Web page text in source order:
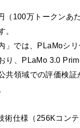
（100万トークンあ
。
」では、PLaMoシ
り、PLaMo 3.0
共領域での評価検
術仕様（256Kコン